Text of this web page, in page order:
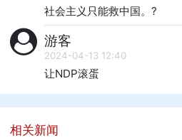
社会主义只能救中国。?
游客
2024-04-13 12:40
让NDP滚蛋
相关新闻